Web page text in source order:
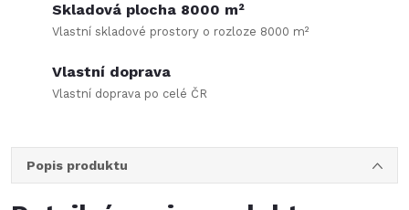
Skladová plocha 8000 m²
Vlastní skladové prostory o rozloze 8000 m²
Vlastní doprava
Vlastní doprava po celé ČR
Popis produktu